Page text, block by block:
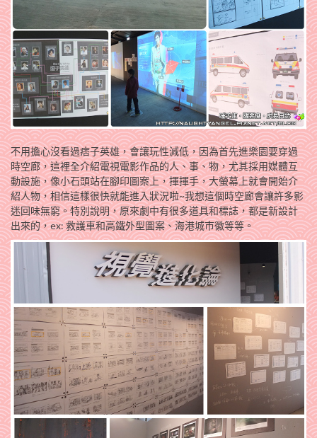
不用擔心沒看過痞子英雄，會讓玩性減低，因為首先進樂園要穿過
時空廊，這裡全介紹電視電影作品的人、事、物，尤其採用媒體互
動設施，像小石頭站在腳印圖案上，揮揮手，大螢幕上就會開始介
紹人物，相信這樣很快就能進入狀況啦~我想這個時空廊會讓許多影
迷回味無窮。特別說明，原來劇中有很多道具和標誌，都是新設計
出來的，ex: 救護車和高鐵外型圖案、海港城市徽等等。